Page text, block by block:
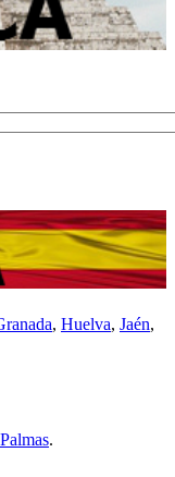
, Huelva, Jaén,
.